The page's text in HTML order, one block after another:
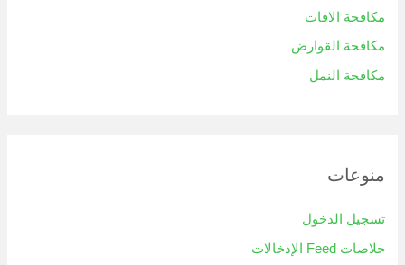
مكافحة الافات
مكافحة القوارض
مكافحة النمل
منوعات
تسجيل الدخول
خلاصات Feed الإدخالات